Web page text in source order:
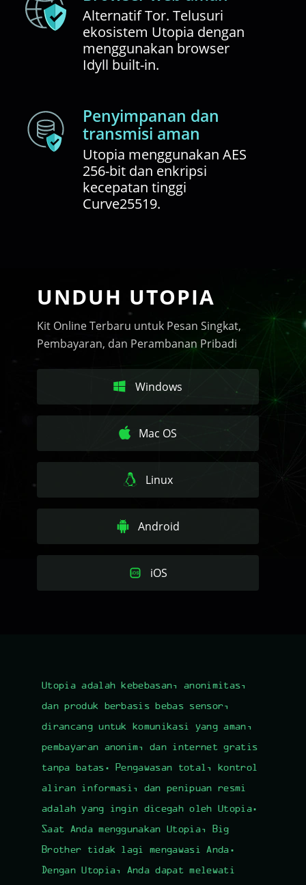
Alternatif Tor. Telusuri
ekosistem Utopia dengan
menggunakan browser
Idyll built-in.
Penyimpanan dan
transmisi aman
Utopia menggunakan AES
256-bit dan enkripsi
kecepatan tinggi
Curve25519.
UNDUH UTOPIA
Kit Online Terbaru untuk Pesan Singkat,
Pembayaran, dan Perambanan Pribadi
Windows
Mac OS
Linux
Android
iOS
Utopia adalah kebebasan, anonimitas,
dan produk berbasis bebas sensor,
dirancang untuk komunikasi yang aman,
pembayaran anonim, dan internet gratis
tanpa batas. Pengawasan total, kontrol
aliran informasi, dan penipuan resmi
adalah yang ingin dicegah oleh Utopia.
Saat Anda menggunakan Utopia, Big
Brother tidak lagi mengawasi Anda.
Dengan Utopia, Anda dapat melewati